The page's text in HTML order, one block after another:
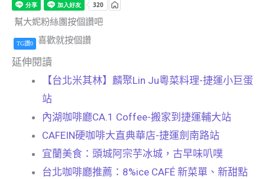
幫大妮粉絲團按個讚吧
TG讚0 喜歡就按個讚
延伸閱讀
【台北米其林】麟聚Lin Ju粵菜料理-捷運小巨蛋
站
內湖咖啡廳CA.1 Coffee-搬家到捷運輔大站
CAFEIN硬咖啡大直典華店-捷運劍南路站
宜蘭美食：頭城阿宗芋冰城，古早味叭噗
台北咖啡廳推薦：8%ice CAFÉ 新菜單、新甜點